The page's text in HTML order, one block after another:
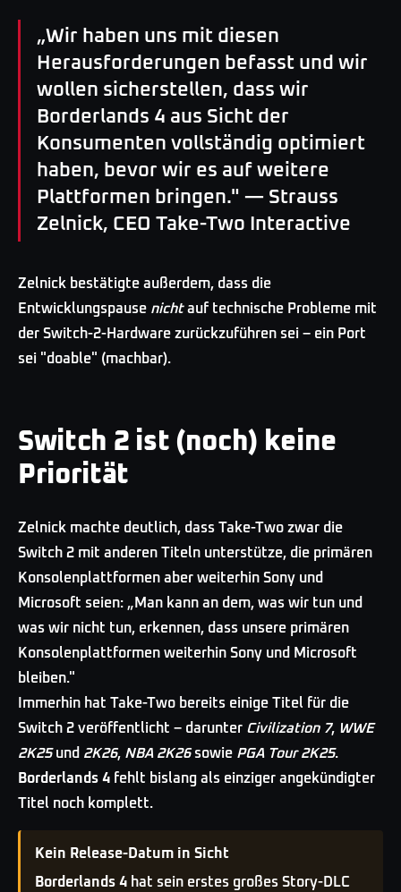
„Wir haben uns mit diesen
Herausforderungen befasst und wir
wollen sicherstellen, dass wir
Borderlands 4 aus Sicht der
Konsumenten vollständig optimiert
haben, bevor wir es auf weitere
Plattformen bringen." — Strauss
Zelnick, CEO Take-Two Interactive
Zelnick bestätigte außerdem, dass die
Entwicklungspause nichtauf technische Probleme mit
der Switch-2-Hardware zurückzuführen sei – ein Port
sei "doable" (machbar).
Switch 2 ist (noch) keine
Priorität
Zelnick machte deutlich, dass Take-Two zwar die
Switch 2 mit anderen Titeln unterstütze, die primären
Konsolenplattformen aber weiterhin Sony und
Microsoft seien: „Man kann an dem, was wir tun und
was wir nicht tun, erkennen, dass unsere primären
Konsolenplattformen weiterhin Sony und Microsoft
bleiben."
Immerhin hat Take-Two bereits einige Titel für die
Switch 2 veröffentlicht – darunter Civilization 7, WWE
2K25und 2K26, NBA 2K26sowie PGA Tour 2K25.
Borderlands 4 fehlt bislang als einziger angekündigter
Titel noch komplett.
Kein Release-Datum in Sicht
Borderlands 4 hat sein erstes großes Story-DLC